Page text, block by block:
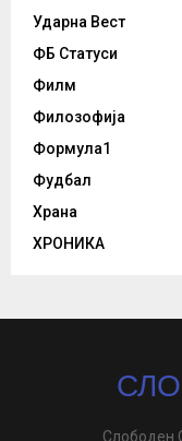
Ударна Вест
ФБ Статуси
Филм
Филозофија
Формула1
Фудбал
Храна
ХРОНИКА
Слободен